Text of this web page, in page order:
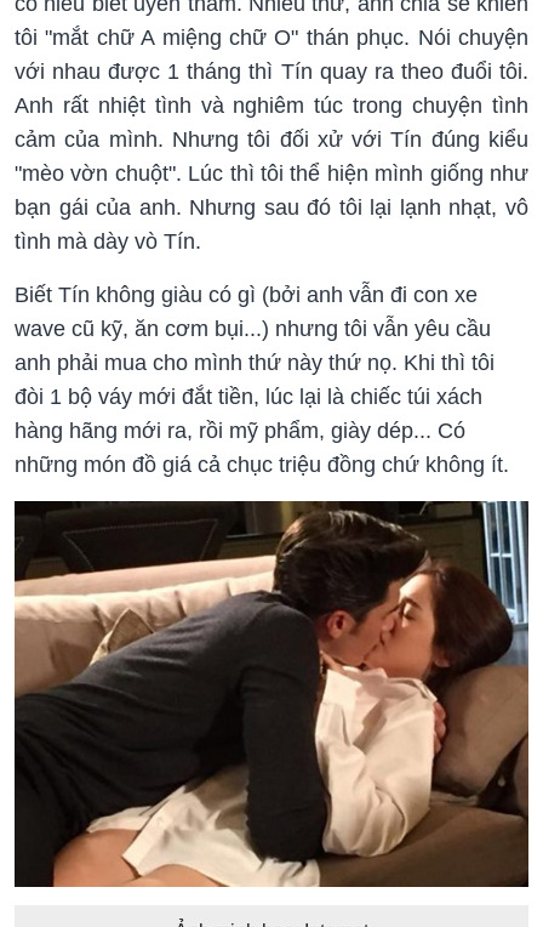
tôi "mắt chữ A miệng chữ O" thán phục. Nói chuyện
với nhau được 1 tháng thì Tín quay ra theo đuổi tôi.
Anh rất nhiệt tình và nghiêm túc trong chuyện tình
cảm của mình. Nhưng tôi đối xử với Tín đúng kiểu
"mèo vờn chuột". Lúc thì tôi thể hiện mình giống như
bạn gái của anh. Nhưng sau đó tôi lại lạnh nhạt, vô
tình mà dày vò Tín.
Biết Tín không giàu có gì (bởi anh vẫn đi con xe
wave cũ kỹ, ăn cơm bụi...) nhưng tôi vẫn yêu cầu
anh phải mua cho mình thứ này thứ nọ. Khi thì tôi
đòi 1 bộ váy mới đắt tiền, lúc lại là chiếc túi xách
hàng hãng mới ra, rồi mỹ phẩm, giày dép... Có
những món đồ giá cả chục triệu đồng chứ không ít.